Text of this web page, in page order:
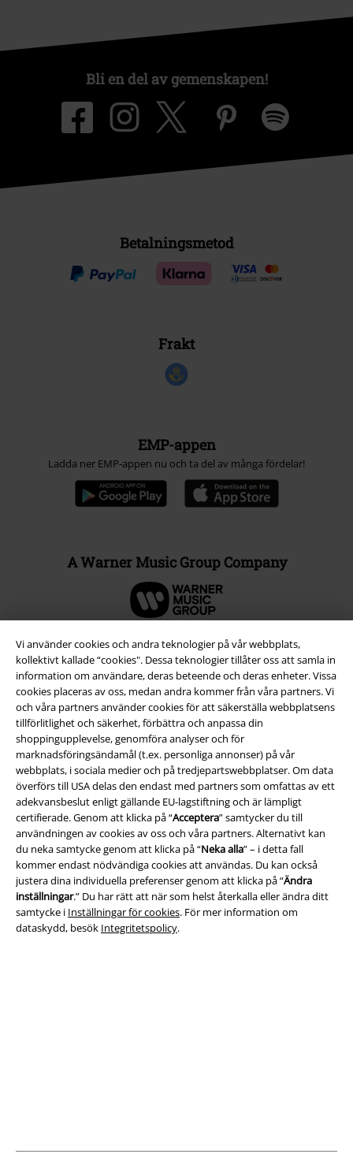
Vi använder cookies och andra teknologier på vår webbplats,
kollektivt kallade “cookies". Dessa teknologier tillåter oss att samla in
information om användare, deras beteende och deras enheter. Vissa
cookies placeras av oss, medan andra kommer från våra partners. Vi
och våra partners använder cookies för att säkerställa webbplatsens
tillförlitlighet och säkerhet, förbättra och anpassa din
shoppingupplevelse, genomföra analyser och för
marknadsföringsändamål (t.ex. personliga annonser) på vår
webbplats, i sociala medier och på tredjepartswebbplatser. Om data
överförs till USA delas den endast med partners som omfattas av ett
adekvansbeslut enligt gällande EU-lagstiftning och är lämpligt
certifierade. Genom att klicka på “Acceptera” samtycker du till
användningen av cookies av oss och våra partners. Alternativt kan
du neka samtycke genom att klicka på “Neka alla” – i detta fall
kommer endast nödvändiga cookies att användas. Du kan också
justera dina individuella preferenser genom att klicka på “Ändra
inställningar.” Du har rätt att när som helst återkalla eller ändra ditt
samtycke i Inställningar för cookies. För mer information om
dataskydd, besök Integritetspolicy.
Bli en del av gemenskapen!
Betalningsmetod
Frakt
EMP-appen
Ladda ner EMP-appen nu och ta del av många fördelar!
A Warner Music Group Company
Juridisk information/Villkor
Villkor
Om oss
Ladda ner villkoren
Avfallshantering och miljöskydd